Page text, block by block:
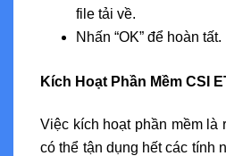
file tải về.
Nhấn “OK” để hoàn tất.
Kích Hoạt Phần Mềm CSI
Việc kích hoạt phần mềm là
có thể tận dụng hết các tính